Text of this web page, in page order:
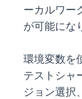
ーカルワー
が可能にな
環境変数を
テストシャ
ジョン選択